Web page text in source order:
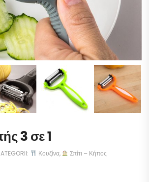
3 σε 1
Κουζίνα, Σπίτι – Κήπος